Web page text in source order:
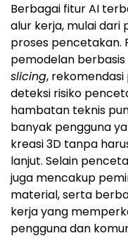
Berbagai fitur AI
alur kerja, mulai
proses pencetakan.
pemodelan berbasis
slicing,
deteksi risiko
hambatan teknis
banyak pengguna
kreasi 3D tanpa
lanjut. Selain
juga mencakup
material, serta
kerja yang
pengguna dan